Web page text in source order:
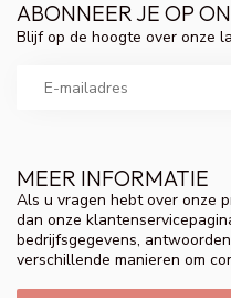
MEER INFORMATIE
Als u vragen hebt over onze
dan onze
bedrijfsgegevens,
verschillende manieren om
ABONNEER JE OP
Blijf op de hoogte over onze